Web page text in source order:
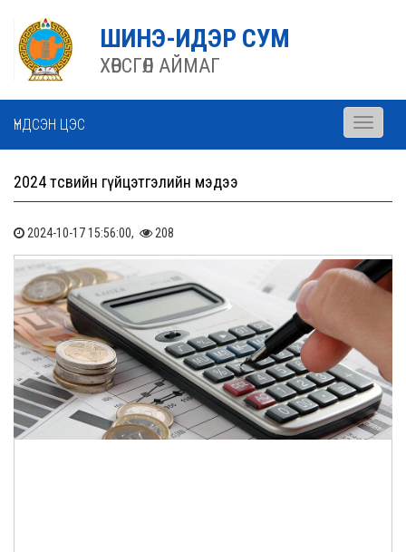
ШИНЭ-ИДЭР СУМ
ХӨВСГӨЛ АЙМАГ
ҮНДСЭН ЦЭС
Toggle
2024 төсвийн гүйцэтгэлийн мэдээ
2024-10-17 15:56:00, 208